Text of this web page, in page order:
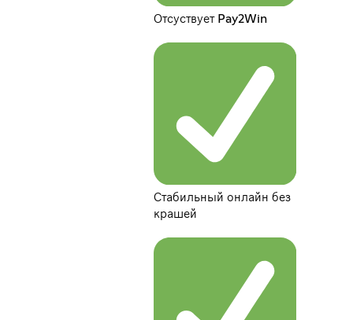
Отсуствует Pay2Win
Стабильный онлайн без
крашей